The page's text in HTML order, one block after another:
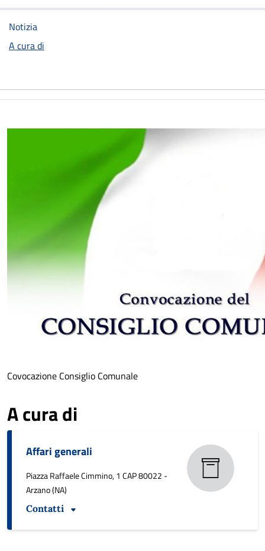
Notizia
A cura di
Covocazione Consiglio Comunale
A cura di
Affari generali
Piazza Raffaele Cimmino, 1 CAP 80022 -
Arzano (NA)
Contatti